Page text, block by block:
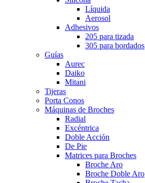
Líquida
Aerosol
Adhesivos
205 para tizada
305 para bordados
Guías
Aurec
Daiko
Mitani
Tijeras
Porta Conos
Máquinas de Broches
Radial
Excéntrica
Doble Acción
De Pie
Matrices para Broches
Broche Aro
Broche Doble Aro